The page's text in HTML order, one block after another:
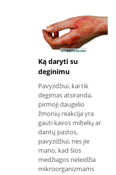
padėtyje; Imobilizuoti
sąnarius virš ir žemiau
pažeidimo , naudojant
šonus, kaip parodyta
paveikslėlyje. Jei nėra
siūlių, galima i
Ką daryti su
deginimu
Pavyzdžiui, kai tik
degimas atsiranda,
pirmoji daugelio
žmonių reakcija yra
gauti kavos miltelių ar
dantų pastos,
pavyzdžiui, nes jie
mano, kad šios
medžiagos neleidžia
mikroorganizmams